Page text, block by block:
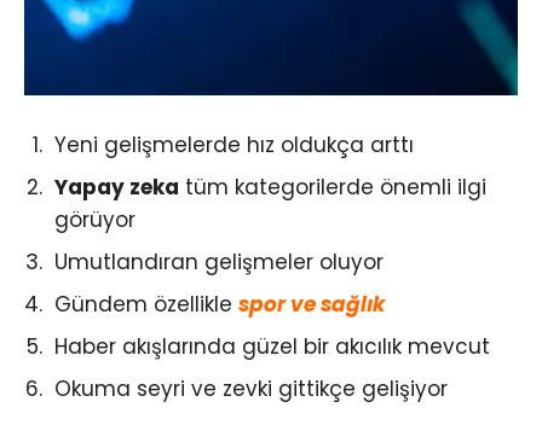
Yeni gelişmelerde hız oldukça arttı
Yapay zeka tüm kategorilerde önemli ilgi
görüyor
Umutlandıran gelişmeler oluyor
Gündem özellikle spor ve sağlık
Haber akışlarında güzel bir akıcılık mevcut
Okuma seyri ve zevki gittikçe gelişiyor